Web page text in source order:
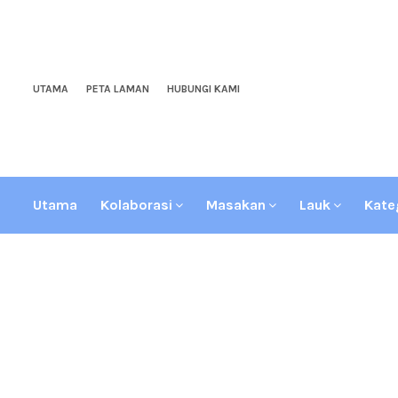
UTAMA PETA LAMAN HUBUNGI KAMI
Utama Kolaborasi Masakan Lauk